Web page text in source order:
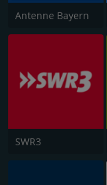
Antenne Bayern
SWR3